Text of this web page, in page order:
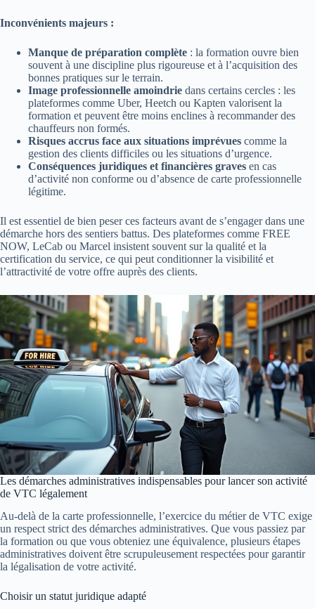
Inconvénients majeurs :
Manque de préparation complète : la formation ouvre bien
souvent à une discipline plus rigoureuse et à l’acquisition des
bonnes pratiques sur le terrain.
Image professionnelle amoindrie dans certains cercles : les
plateformes comme Uber, Heetch ou Kapten valorisent la
formation et peuvent être moins enclines à recommander des
chauffeurs non formés.
Risques accrus face aux situations imprévues comme la
gestion des clients difficiles ou les situations d’urgence.
Conséquences juridiques et financières graves en cas
d’activité non conforme ou d’absence de carte professionnelle
légitime.
Il est essentiel de bien peser ces facteurs avant de s’engager dans une
démarche hors des sentiers battus. Des plateformes comme FREE
NOW, LeCab ou Marcel insistent souvent sur la qualité et la
certification du service, ce qui peut conditionner la visibilité et
l’attractivité de votre offre auprès des clients.
Les démarches administratives indispensables pour lancer son activité
de VTC légalement
Au-delà de la carte professionnelle, l’exercice du métier de VTC exige
un respect strict des démarches administratives. Que vous passiez par
la formation ou que vous obteniez une équivalence, plusieurs étapes
administratives doivent être scrupuleusement respectées pour garantir
la légalisation de votre activité.
Choisir un statut juridique adapté